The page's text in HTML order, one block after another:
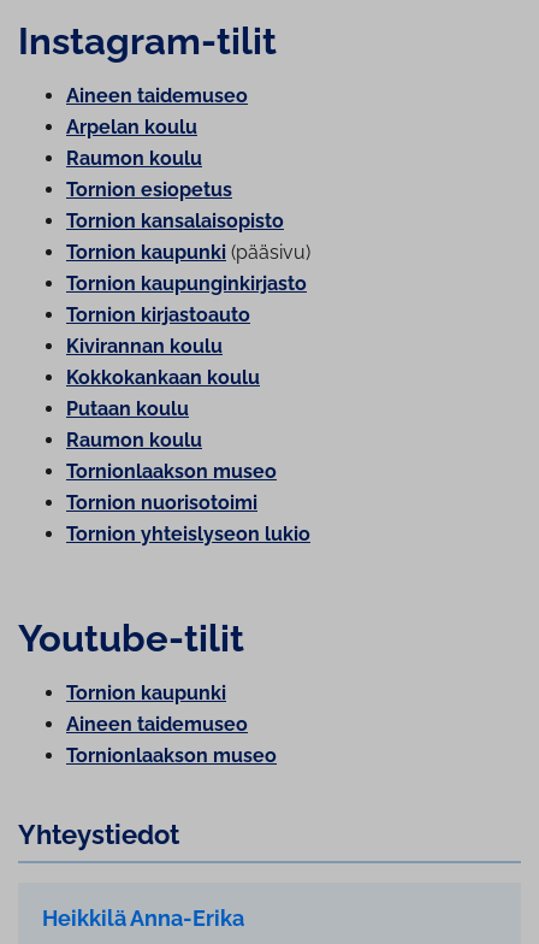
Instagram-tilit
Aineen taidemuseo
Arpelan koulu
Raumon koulu
Tornion esiopetus
Tornion kan­sa­lais­opis­to
Tornion kaupunki (pääsivu)
Tornion kau­pun­gin­kir­jas­to
Tornion kir­jas­toau­to
Kivirannan koulu
Kok­ko­kan­kaan koulu
Putaan koulu
Raumon koulu
Tor­nion­laak­son museo
Tornion nuo­ri­so­toi­mi
Tornion yh­teis­ly­seon lukio
Youtube-tilit
Tornion kaupunki
Aineen taidemuseo
Tor­nion­laak­son museo
Yh­teys­tie­dot
Heikkilä Anna-Erika